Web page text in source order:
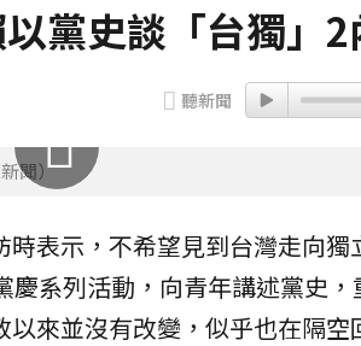
黨史談「台獨」2
聽新聞
聞）
表示，不希望見到台灣走向獨
慶系列活動，向青年講述黨史
以來並沒有改變，似乎也在隔